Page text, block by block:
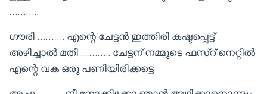
………..
ഗൗരി ………. എന്റെ ചേട്ടൻ ഇത്തിരി കഷ്ടപ്പെട്ട്
അഴിച്ചാൽ മതി ……….. ചേട്ടന് നമ്മുടെ ഫസ്റ് നെറ്റിൽ
എന്റെ വക ഒരു പണിയിരിക്കട്ടെ